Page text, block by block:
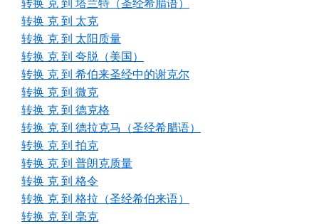
转换 克 到 塔兰特（圣经希腊语）
转换 克 到 太克
转换 克 到 太阳质量
转换 克 到 夸脱（美国）
转换 克 到 希伯来圣经中的谢克尔
转换 克 到 微克
转换 克 到 德克格
转换 克 到 德拉克马（圣经希腊语）
转换 克 到 拍克
转换 克 到 普朗克质量
转换 克 到 格令
转换 克 到 格拉（圣经希伯来语）
转换 克 到 毫克